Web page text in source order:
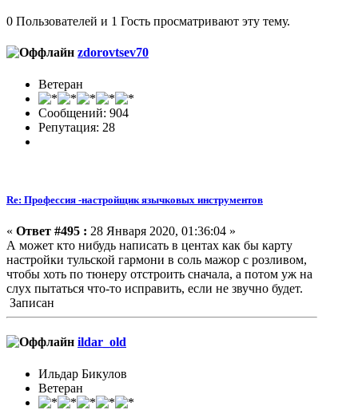
0 Пользователей и 1 Гость просматривают эту тему.
zdorovtsev70
Ветеран
Сообщений: 904
Репутация: 28
Re: Профессия -настройщик язычковых инструментов
« Ответ #495 : 28 Января 2020, 01:36:04 »
А может кто нибудь написать в центах как бы карту
настройки тульской гармони в соль мажор с розливом,
чтобы хоть по тюнеру отстроить сначала, а потом уж на
слух пытаться что-то исправить, если не звучно будет.
Записан
ildar_old
Ильдар Бикулов
Ветеран